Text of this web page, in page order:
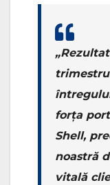
forţa
Shell,
noastră
vitală